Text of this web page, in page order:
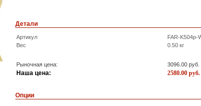
Детали
Артикул
FAR-K504p-
Вес
0.50 кг
Рыночная цена: 3096.00 руб.
Наша цена: 2580.00 руб.
Опции